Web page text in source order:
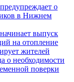
о
в Нижнем
выпуск
на отопление
жителей
о необходимости
поверки